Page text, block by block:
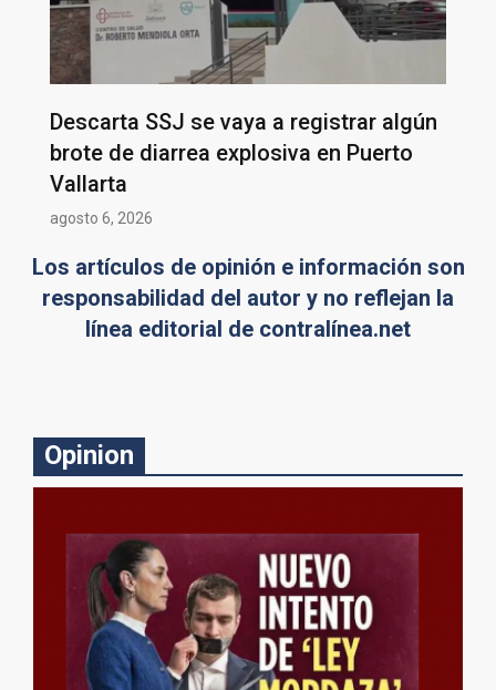
Descarta SSJ se vaya a registrar algún
brote de diarrea explosiva en Puerto
Vallarta
agosto 6, 2026
Los artículos de opinión e información son
responsabilidad del autor y no reflejan la
línea editorial de contralínea.net
Opinion